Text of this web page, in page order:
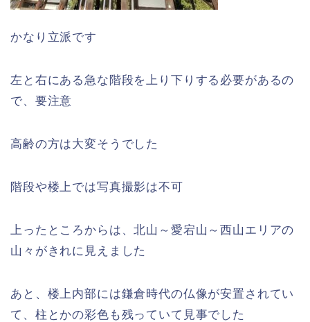
かなり立派です
左と右にある急な階段を上り下りする必要があるの
で、要注意
高齢の方は大変そうでした
階段や楼上では写真撮影は不可
上ったところからは、北山～愛宕山～西山エリアの
山々がきれに見えました
あと、楼上内部には鎌倉時代の仏像が安置されてい
て、柱とかの彩色も残っていて見事でした